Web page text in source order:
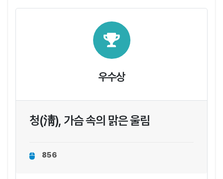
우수상
청(淸), 가슴 속의 맑은 울림
856